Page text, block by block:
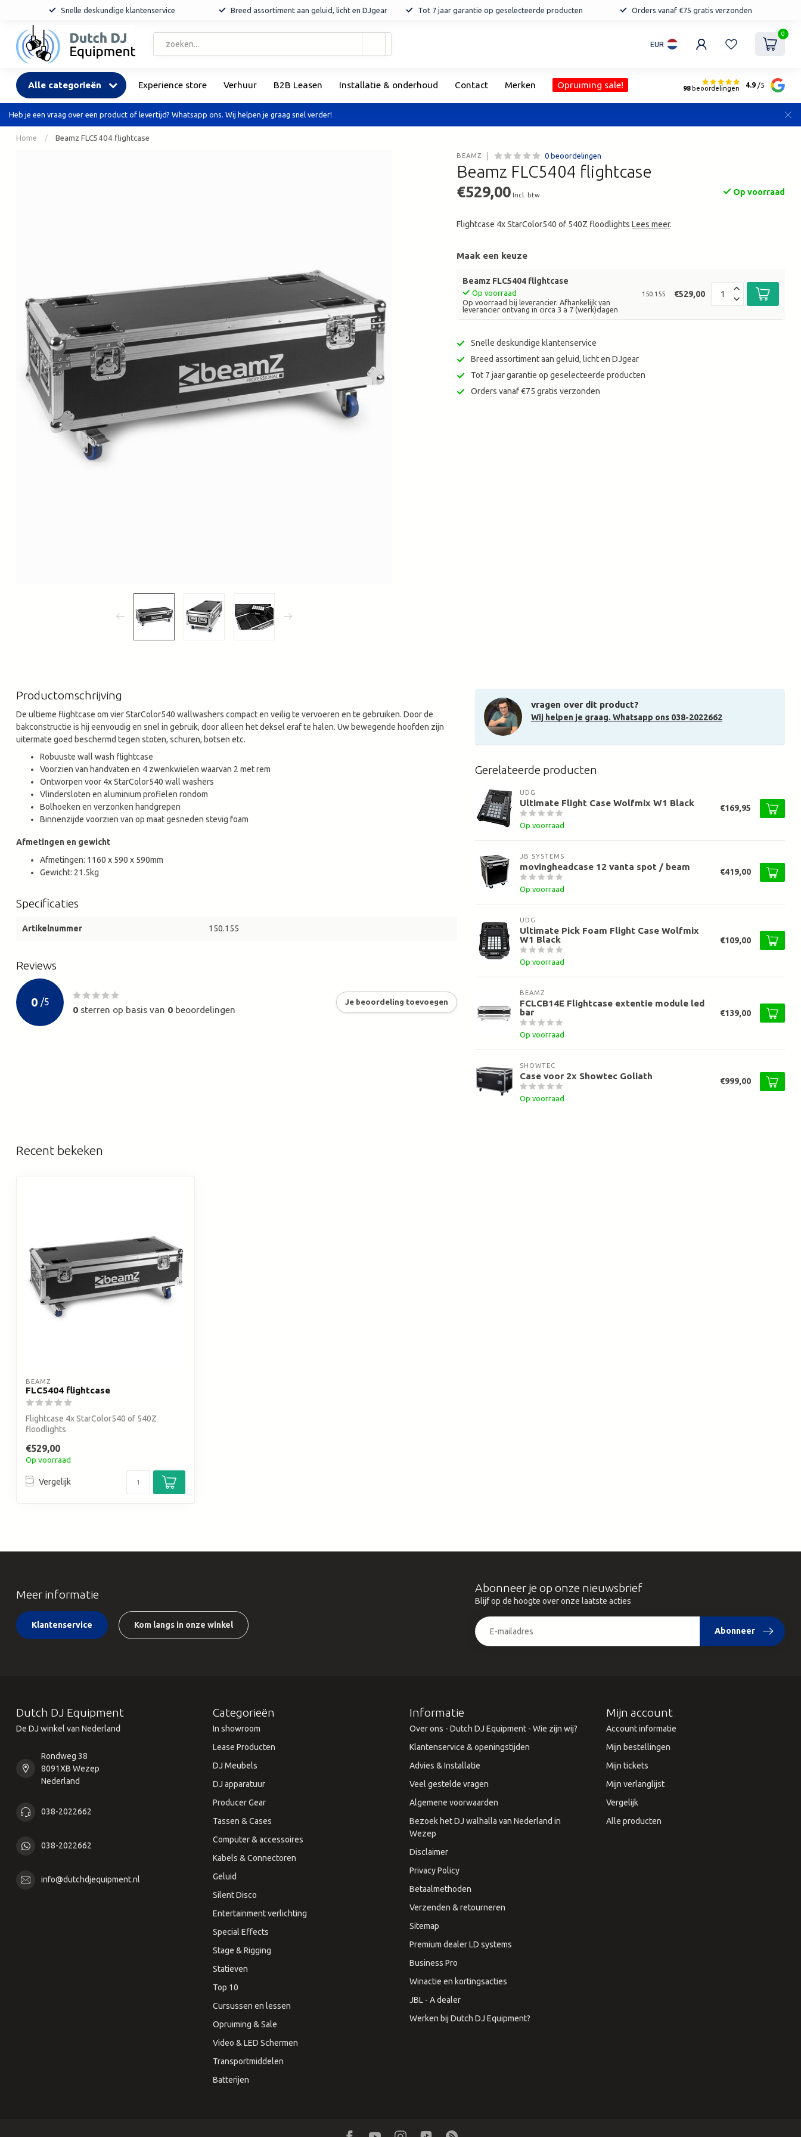
Snelle deskundige klantenservice Breed assortiment aan geluid, licht en DJgear Tot 7 jaar garantie op geselecteerde producten Orders vanaf €75 gratis verzonden
en
een
EUR
0
Alle categorieën Experience store Verhuur B2B Leasen Installatie & onderhoud Contact Merken Opruiming sale! 98beoordelingen 4.9 /5
Heb je een vraag over een product of levertijd? Whatsapp ons. Wij helpen je graag snel verder!
Home / Beamz FLC5404 flightcase
BEAMZ 0 beoordelingen
Beamz FLC5404 flightcase
€529,00 Incl. btw Op voorraad
Flightcase 4x StarColor540 of 540Z floodlightsLees meer.
Maak een keuze
Beamz FLC5404 flightcase
Op voorraad
Op voorraad bij leverancier. Afhankelijk van
leverancier ontvang in circa 3 a 7 (werk)dagen
150.155 €529,00
Snelle deskundige klantenservice
Breed assortiment aan geluid, licht en DJgear
Tot 7 jaar garantie op geselecteerde producten
Orders vanaf €75 gratis verzonden
Productomschrijving
De ultieme flightcase om vier StarColor540 wallwashers compact en veilig te vervoeren en te gebruiken. Door de
bakconstructie is hij eenvoudig en snel in gebruik, door alleen het deksel eraf te halen. Uw bewegende hoofden zijn
uitermate goed beschermd tegen stoten, schuren, botsen etc.
Robuuste wall wash flightcase
Voorzien van handvaten en 4 zwenkwielen waarvan 2 met rem
Ontworpen voor 4x StarColor540 wall washers
Vlindersloten en aluminium profielen rondom
Bolhoeken en verzonken handgrepen
Binnenzijde voorzien van op maat gesneden stevig foam
Afmetingen en gewicht
Afmetingen: 1160 x 590 x 590mm
Gewicht: 21.5kg
Specificaties
Artikelnummer 150.155
Reviews
0 /5
0 sterren op basis van 0 beoordelingen
Je beoordeling toevoegen
vragen over dit product?
Wij helpen je graag. Whatsapp ons 038-2022662
Gerelateerde producten
UDG
Ultimate Flight Case Wolfmix W1 Black
Op voorraad
€169,95
JB SYSTEMS
movingheadcase 12 vanta spot / beam
Op voorraad
€419,00
UDG
Ultimate Pick Foam Flight Case Wolfmix
W1 Black
Op voorraad
€109,00
BEAMZ
FCLCB14E Flightcase extentie module led
bar
Op voorraad
€139,00
SHOWTEC
Case voor 2x Showtec Goliath
Op voorraad
€999,00
Recent bekeken
BEAMZ
FLC5404 flightcase
Flightcase 4x StarColor540 of 540Z
floodlights
€529,00
Op voorraad
Vergelijk
Meer informatie
Klantenservice Kom langs in onze winkel
Abonneer je op onze nieuwsbrief
Blijf op de hoogte over onze laatste acties
Abonneer
Dutch DJ Equipment
De DJ winkel van Nederland
Rondweg 38
8091XB Wezep
Nederland
038-2022662
038-2022662
info@dutchdjequipment.nl
Categorieën
In showroom
Lease Producten
DJ Meubels
DJ apparatuur
Producer Gear
Tassen & Cases
Computer & accessoires
Kabels & Connectoren
Geluid
Silent Disco
Entertainment verlichting
Special Effects
Stage & Rigging
Statieven
Top 10
Cursussen en lessen
Opruiming & Sale
Video & LED Schermen
Transportmiddelen
Batterijen
Informatie
Over ons - Dutch DJ Equipment - Wie zijn wij?
Klantenservice & openingstijden
Advies & Installatie
Veel gestelde vragen
Algemene voorwaarden
Bezoek het DJ walhalla van Nederland in
Wezep
Disclaimer
Privacy Policy
Betaalmethoden
Verzenden & retourneren
Sitemap
Premium dealer LD systems
Business Pro
Winactie en kortingsacties
JBL - A dealer
Werken bij Dutch DJ Equipment?
Mijn account
Account informatie
Mijn bestellingen
Mijn tickets
Mijn verlanglijst
Vergelijk
Alle producten